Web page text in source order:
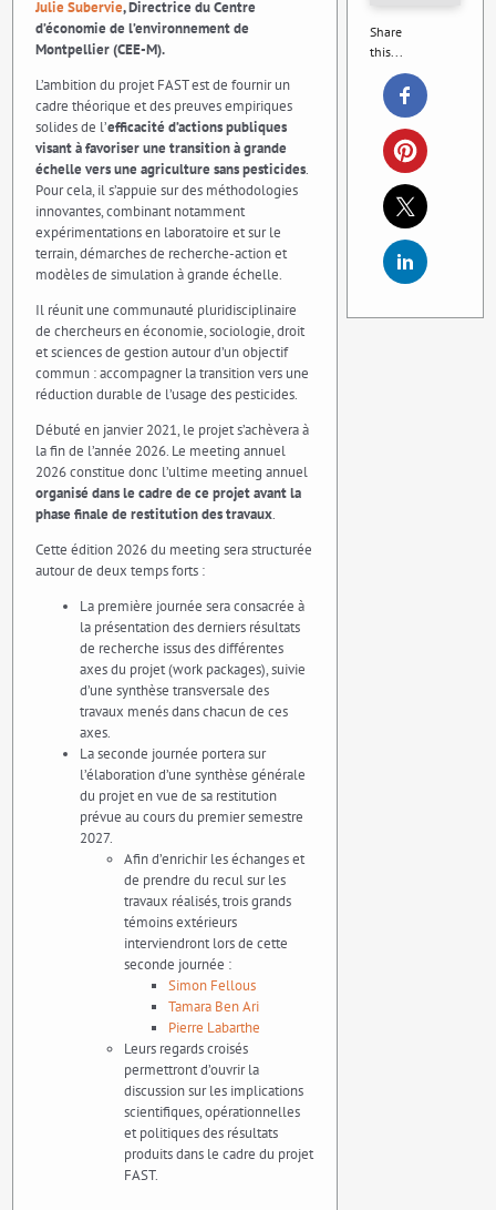
Julie Subervie, Directrice du Centre
d’économie de l’environnement de
Montpellier (CEE-M).
L’ambition du projet FAST est de fournir un
cadre théorique et des preuves empiriques
solides de l’efficacité d’actions publiques
visant à favoriser une transition à grande
échelle vers une agriculture sans pesticides.
Pour cela, il s’appuie sur des méthodologies
innovantes, combinant notamment
expérimentations en laboratoire et sur le
terrain, démarches de recherche-action et
modèles de simulation à grande échelle.
Il réunit une communauté pluridisciplinaire
de chercheurs en économie, sociologie, droit
et sciences de gestion autour d’un objectif
commun : accompagner la transition vers une
réduction durable de l’usage des pesticides.
Débuté en janvier 2021, le projet s’achèvera à
la fin de l’année 2026. Le meeting annuel
2026 constitue donc l’ultime meeting annuel
organisé dans le cadre de ce projet avant la
phase finale de restitution des travaux.
Cette édition 2026 du meeting sera structurée
autour de deux temps forts :
La première journée sera consacrée à
la présentation des derniers résultats
de recherche issus des différentes
axes du projet (work packages), suivie
d’une synthèse transversale des
travaux menés dans chacun de ces
axes.
La seconde journée portera sur
l’élaboration d’une synthèse générale
du projet en vue de sa restitution
prévue au cours du premier semestre
2027.
Afin d’enrichir les échanges et
de prendre du recul sur les
travaux réalisés, trois grands
témoins extérieurs
interviendront lors de cette
seconde journée :
Simon Fellous
Tamara Ben Ari
Pierre Labarthe
Leurs regards croisés
permettront d’ouvrir la
discussion sur les implications
scientifiques, opérationnelles
et politiques des résultats
produits dans le cadre du projet
FAST.
Share
this...